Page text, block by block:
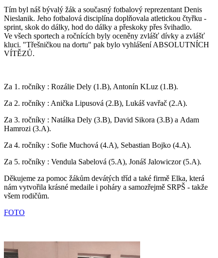
Tím byl náš bývalý žák a současný fotbalový reprezentant Denis
Nieslanik. Jeho fotbalová disciplína doplňovala atletickou čtyřku -
sprint, skok do dálky, hod do dálky a přeskoky přes švihadlo.
Ve všech sportech a ročnících byly oceněny zvlášť dívky a zvlášť
kluci. "Třešničkou na dortu" pak bylo vyhlášení ABSOLUTNÍCH
VÍTĚZŮ.
Za 1. ročníky : Rozálie Dely (1.B), Antonín KLuz (1.B).
Za 2. ročníky : Anička Lipusová (2.B), Lukáš vavřač (2.A).
Za 3. ročníky : Natálka Dely (3.B), David Sikora (3.B) a Adam
Hamrozi (3.A).
Za 4. ročníky : Sofie Muchová (4.A), Sebastian Bojko (4.A).
Za 5. ročníky : Vendula Sabelová (5.A), Jonáš Jalowiczor (5.A).
Děkujeme za pomoc žákům devátých tříd a také firmě Elka, která
nám vytvořila krásné medaile i poháry a samozřejmě SRPŠ - takže
všem rodičům.
FOTO